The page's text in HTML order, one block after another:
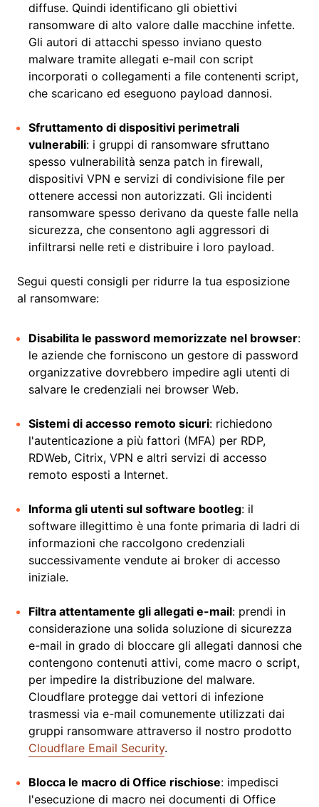
diffuse. Quindi identificano gli obiettivi
ransomware di alto valore dalle macchine infette.
Gli autori di attacchi spesso inviano questo
malware tramite allegati e-mail con script
incorporati o collegamenti a file contenenti script,
che scaricano ed eseguono payload dannosi.
Sfruttamento di dispositivi perimetrali
vulnerabili: i gruppi di ransomware sfruttano
spesso vulnerabilità senza patch in firewall,
dispositivi VPN e servizi di condivisione file per
ottenere accessi non autorizzati. Gli incidenti
ransomware spesso derivano da queste falle nella
sicurezza, che consentono agli aggressori di
infiltrarsi nelle reti e distribuire i loro payload.
Segui questi consigli per ridurre la tua esposizione
al ransomware:
Disabilita le password memorizzate nel browser:
le aziende che forniscono un gestore di password
organizzative dovrebbero impedire agli utenti di
salvare le credenziali nei browser Web.
Sistemi di accesso remoto sicuri: richiedono
l'autenticazione a più fattori (MFA) per RDP,
RDWeb, Citrix, VPN e altri servizi di accesso
remoto esposti a Internet.
Informa gli utenti sul software bootleg: il
software illegittimo è una fonte primaria di ladri di
informazioni che raccolgono credenziali
successivamente vendute ai broker di accesso
iniziale.
Filtra attentamente gli allegati e-mail: prendi in
considerazione una solida soluzione di sicurezza
e-mail in grado di bloccare gli allegati dannosi che
contengono contenuti attivi, come macro o script,
per impedire la distribuzione del malware.
Cloudflare protegge dai vettori di infezione
trasmessi via e-mail comunemente utilizzati dai
gruppi ransomware attraverso il nostro prodotto
Cloudflare Email Security.
Blocca le macro di Office rischiose: impedisci
l'esecuzione di macro nei documenti di Office